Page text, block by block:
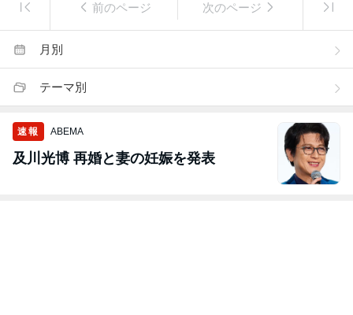
前のページ 次のページ
月別
テーマ別
速報 ABEMA
及川光博 再婚と妻の妊娠を発表